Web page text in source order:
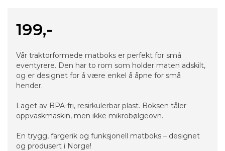
199,-
Vår traktorformede matboks er perfekt for små
eventyrere. Den har to rom som holder maten adskilt,
og er designet for å være enkel å åpne for små
hender.
Laget av BPA-fri, resirkulerbar plast. Boksen tåler
oppvaskmaskin, men ikke mikrobølgeovn.
En trygg, fargerik og funksjonell matboks – designet
og produsert i Norge!